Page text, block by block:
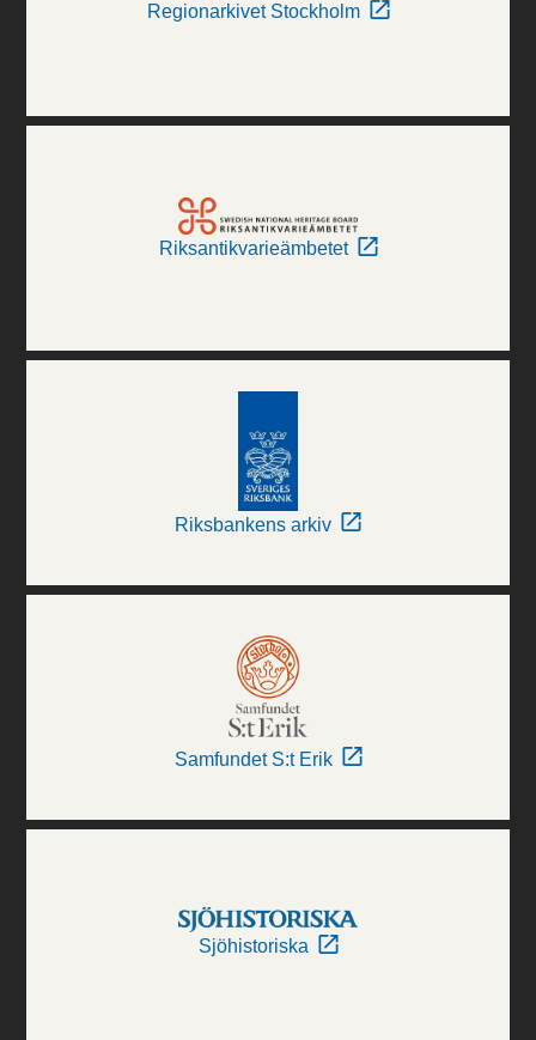
Regionarkivet Stockholm
Riksantikvarieämbetet
Riksbankens arkiv
Samfundet S:t Erik
Sjöhistoriska